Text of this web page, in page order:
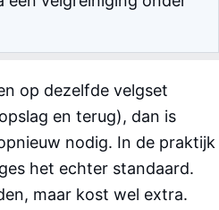
op dezelfde velgset
en terug), dan is
nodig. In de praktijk
het echter standaard.
maar kost wel extra.